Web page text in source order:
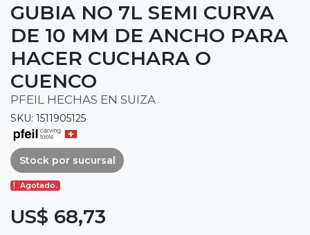
GUBIA NO 7L SEMI CURVA
DE 10 MM DE ANCHO PARA
HACER CUCHARA O
CUENCO
PFEIL HECHAS EN SUIZA
SKU: 1511905125
Stock por sucursal
Agotado.
US$ 68,73